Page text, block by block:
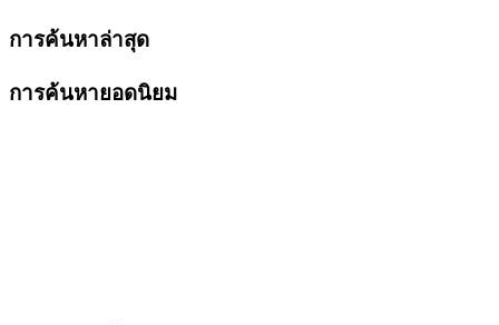
การค้นหาล่าสุด
การค้นหายอดนิยม